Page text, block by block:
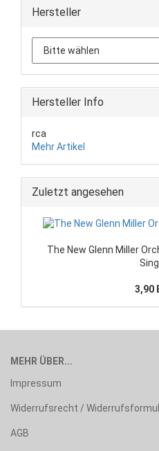
Hersteller
Hersteller Info
rca
Mehr Artikel
Zuletzt angesehen
The New Glenn Miller
3,90
MEHR ÜBER...
Impressum
Widerrufsrecht /
AGB